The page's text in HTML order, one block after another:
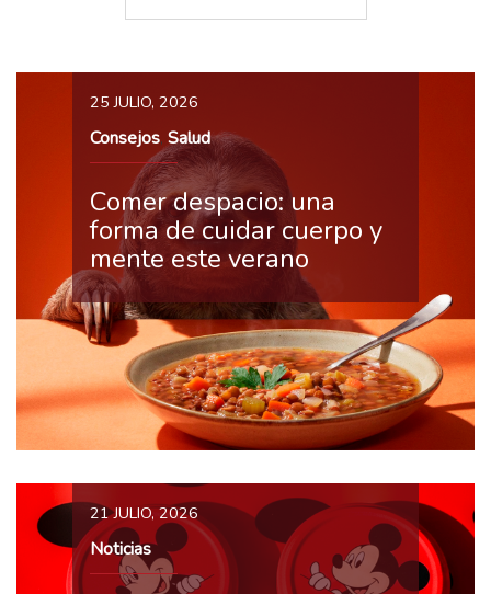
25 JULIO, 2026
Consejos, Salud
Comer despacio: una
forma de cuidar cuerpo y
mente este verano
21 JULIO, 2026
Noticias